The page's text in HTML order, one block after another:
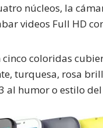
núcleos, la
videos Full HD
cinco coloridas
turquesa, rosa
al humor o estilo